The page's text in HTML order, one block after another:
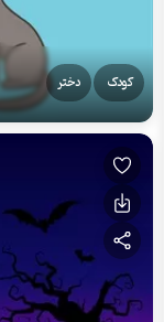
کودک دختر